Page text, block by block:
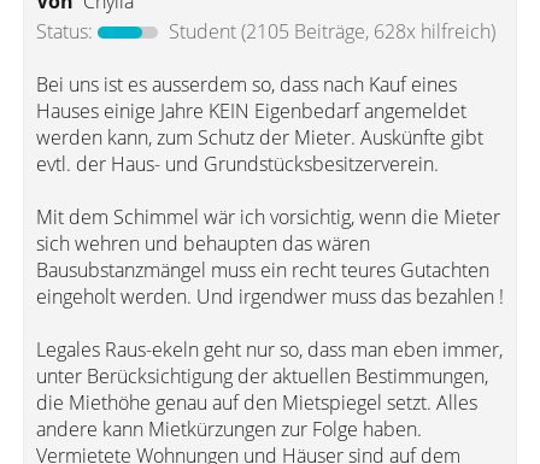
Status:
Student(2105 Beiträge, 628x hilfreich)
Bei uns ist es ausserdem so, dass nach Kauf eines
Hauses einige Jahre KEIN Eigenbedarf angemeldet
werden kann, zum Schutz der Mieter. Auskünfte gibt
evtl. der Haus- und Grundstücksbesitzerverein.
Mit dem Schimmel wär ich vorsichtig, wenn die Mieter
sich wehren und behaupten das wären
Bausubstanzmängel muss ein recht teures Gutachten
eingeholt werden. Und irgendwer muss das bezahlen !
Legales Raus-ekeln geht nur so, dass man eben immer,
unter Berücksichtigung der aktuellen Bestimmungen,
die Miethöhe genau auf den Mietspiegel setzt. Alles
andere kann Mietkürzungen zur Folge haben.
Vermietete Wohnungen und Häuser sind auf dem